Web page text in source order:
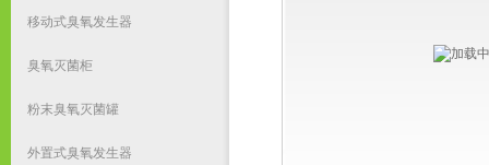
移动式臭氧发生器
臭氧灭菌柜
粉末臭氧灭菌罐
外置式臭氧发生器